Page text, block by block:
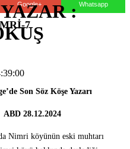
:
Google+ Whatsapp
7
Yazarı
Nimri köyünün eski muhtarı